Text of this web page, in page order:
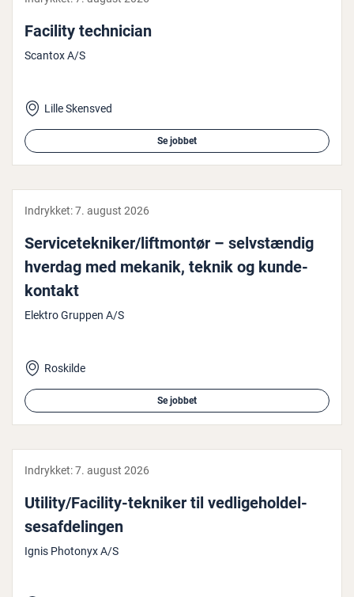
Facility te­ch­ni­ci­an
Scantox A/S
Lille Skensved
Se jobbet
Indrykket:7. august 2026
Ser­vi­ce­tek­ni­ker/lift­montør – selv­stæn­dig
hverdag med mekanik, teknik og kun­de­
kon­takt
Elektro Gruppen A/S
Roskilde
Se jobbet
Indrykket:7. august 2026
Utility/Facility-tekniker til ved­li­ge­hol­del­
ses­af­de­lin­gen
Ignis Photonyx A/S